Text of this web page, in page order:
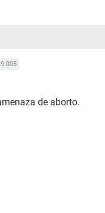
de aborto.